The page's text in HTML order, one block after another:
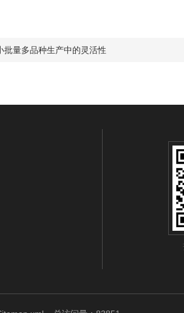
批量多品种生产中的灵活性